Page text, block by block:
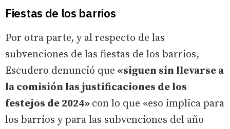
Fiestas de los barrios
Por otra parte, y al respecto de las
subvenciones de las fiestas de los barrios,
Escudero denunció que «siguen sin llevarse a
la comisión las justificaciones de los
festejos de 2024» con lo que «eso implica para
los barrios y para las subvenciones del año